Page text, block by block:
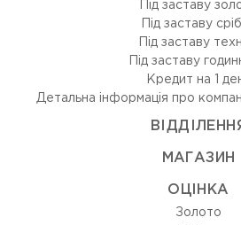
Під заставу
Під заставу
Під заставу
Під заставу
Кредит на 1
Детальна інформація про
МАГАЗИН
ОЦIНКА
Золото